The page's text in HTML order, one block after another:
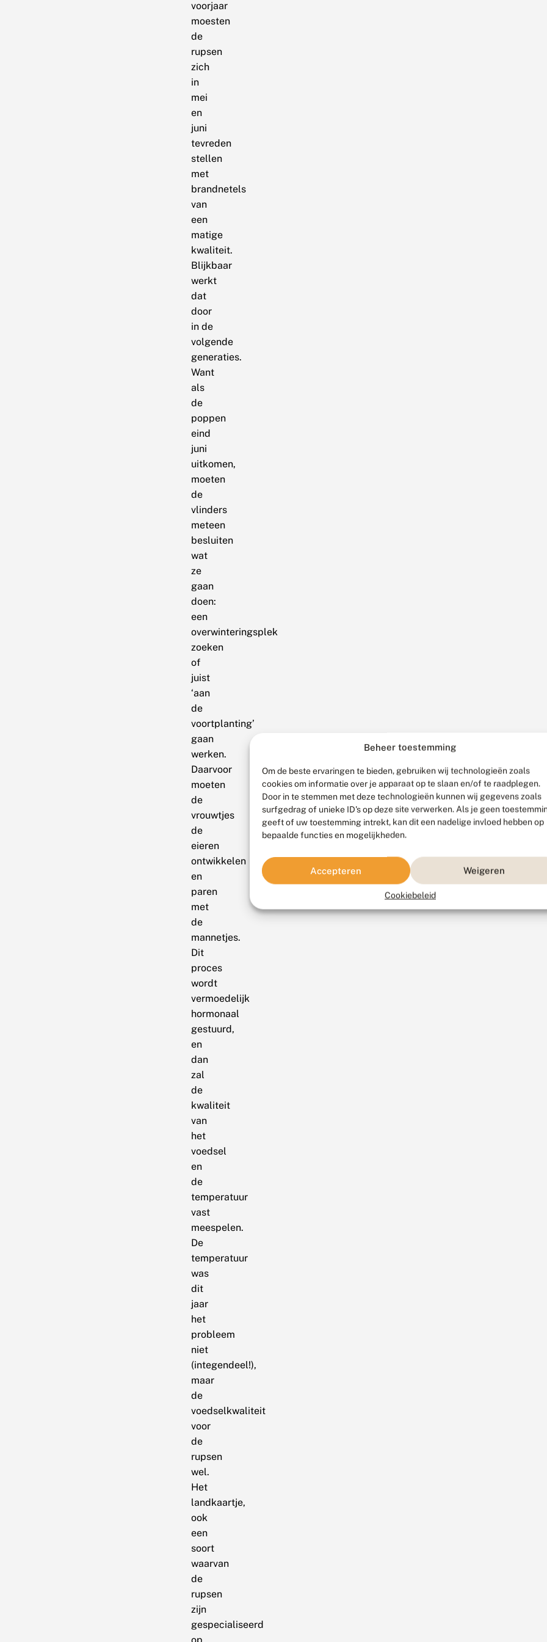
Beheer toestemming
Om de beste ervaringen te bieden, gebruiken wij technologieën zoals
cookies om informatie over je apparaat op te slaan en/of te raadplegen.
Door in te stemmen met deze technologieën kunnen wij gegevens zoals
surfgedrag of unieke ID's op deze site verwerken. Als je geen
geeft of uw toestemming intrekt, kan dit een nadelige invloed hebben op
bepaalde functies en mogelijkheden.
Accepteren Weigeren
Cookiebeleid
voorjaar
moesten
de
rupsen
zich
in
mei
en
juni
tevreden
stellen
met
brandnetels
van
een
matige
kwaliteit.
Blijkbaar
werkt
dat
door
in de
volgende
generaties.
Want
als
de
poppen
eind
juni
uitkomen,
moeten
de
vlinders
meteen
besluiten
wat
ze
gaan
doen:
een
overwinteringsplek
zoeken
of
juist
‘aan
de
voortplanting’
gaan
werken.
Daarvoor
moeten
de
vrouwtjes
de
eieren
ontwikkelen
en
paren
met
de
mannetjes.
Dit
proces
wordt
vermoedelijk
hormonaal
gestuurd,
en
dan
zal
de
kwaliteit
van
het
voedsel
en
de
temperatuur
vast
meespelen.
De
temperatuur
was
dit
jaar
het
probleem
niet
(integendeel!),
maar
de
voedselkwaliteit
voor
de
rupsen
wel.
Het
landkaartje,
ook
een
soort
waarvan
de
rupsen
zijn
gespecialiseerd
op